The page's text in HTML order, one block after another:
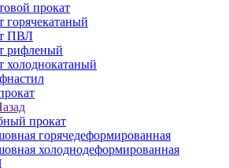
прокат
горячекатаный
ПВЛ
рифленый
холоднокатаный
прокат
горячедеформированная
холоднодеформированная